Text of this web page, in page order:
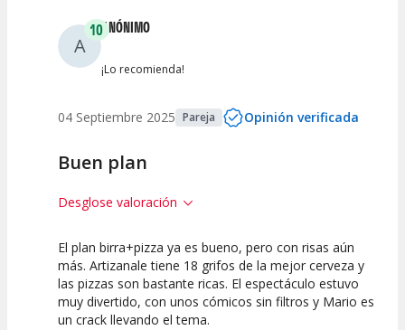
A
10ANÓNIMO
¡Lo recomienda!
04 Septiembre 2025 Pareja Opinión verificada
Buen plan
Desglose valoración
10
Calidad del
Espectáculo
10
Puesta en
Escena
10
Interpretación
artística
El plan birra+pizza ya es bueno, pero con risas aún
más. Artizanale tiene 18 grifos de la mejor cerveza y
las pizzas son bastante ricas. El espectáculo estuvo
muy divertido, con unos cómicos sin filtros y Mario es
un crack llevando el tema.